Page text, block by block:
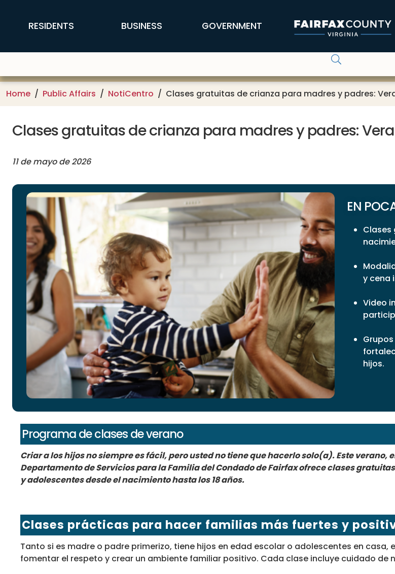
FFX Global Navigation
RESIDENTS BUSINESS GOVERNMENT
Home Public Affairs NotiCentro Clases gratuitas de crianza para madres y padres:
Clases gratuitas de crianza para madres y padres:
11 de mayo de 2026
EN
Clases
y cena
Video
hijos.
Programa de clases de verano
Criar a los hijos no siempre es fácil, pero usted no tiene que hacerlo solo(a). Este verano,
Departamento de Servicios para la Familia del Condado de Fairfax ofrece clases
y adolescentes desde el nacimiento hasta los 18 años.
Clases prácticas para hacer familias más fuertes y
Tanto si es madre o padre primerizo, tiene hijos en edad escolar o adolescentes en
fomentar el respeto y crear un ambiente familiar positivo. Cada clase incluye cuidado